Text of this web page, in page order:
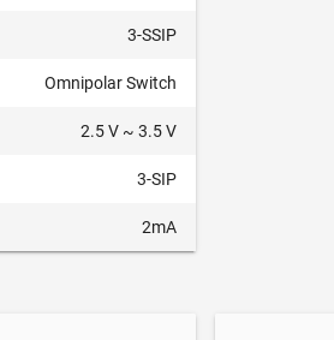
3-SSIP
Omnipolar Switch
2.5 V ~ 3.5 V
3-SIP
2mA